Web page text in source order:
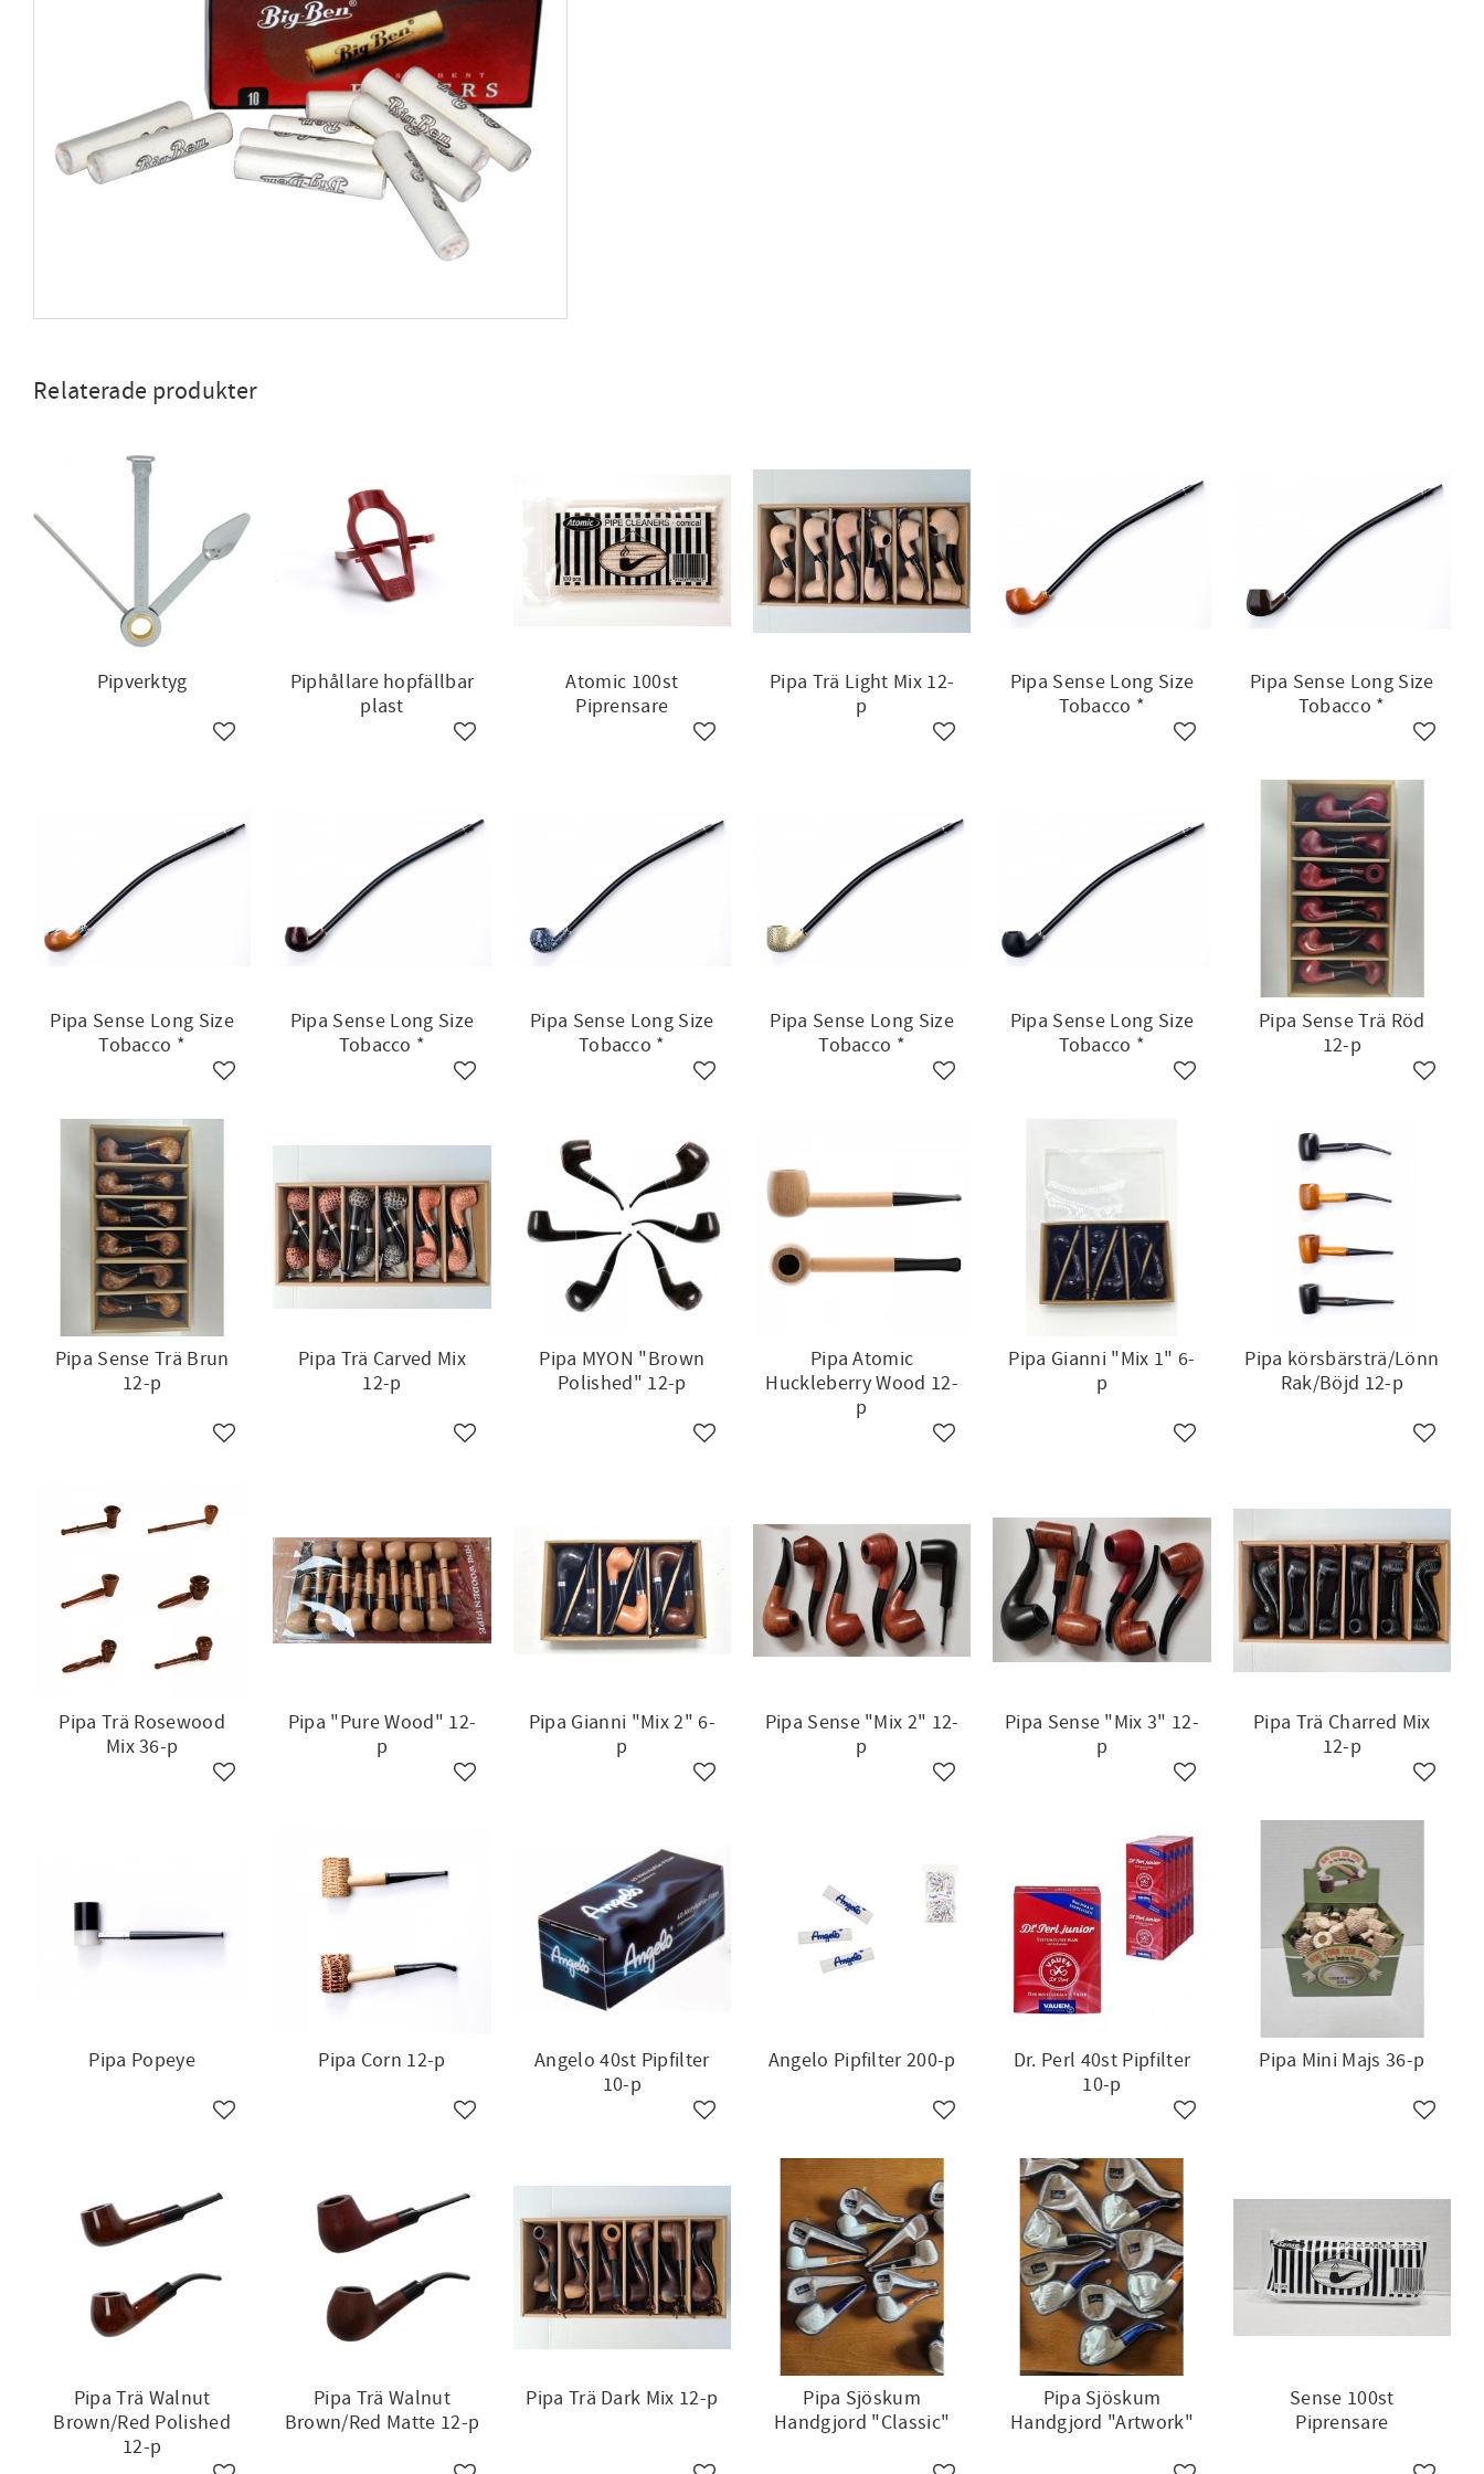
Relaterade produkter
Pipverktyg
Lägg till i favoriter
Piphållare hopfällbar
plast
Lägg till i favoriter
Atomic 100st
Piprensare
Lägg till i favoriter
Pipa Trä Light Mix 12-
p
Lägg till i favoriter
Pipa Sense Long Size
Tobacco *
Lägg till i favoriter
Pipa Sense Long Size
Tobacco *
Lägg
Pipa Sense Long Size
Tobacco *
Lägg till i favoriter
Pipa Sense Long Size
Tobacco *
Lägg till i favoriter
Pipa Sense Long Size
Tobacco *
Lägg till i favoriter
Pipa Sense Long Size
Tobacco *
Lägg till i favoriter
Pipa Sense Long Size
Tobacco *
Lägg till i favoriter
Pipa Sense Trä Röd
12-p
Lägg
Pipa Sense Trä Brun
12-p
Lägg till i favoriter
Pipa Trä Carved Mix
12-p
Lägg till i favoriter
Pipa MYON "Brown
Polished" 12-p
Lägg till i favoriter
Pipa Atomic
Huckleberry Wood 12-
p
Lägg till i favoriter
Pipa Gianni "Mix 1" 6-
p
Lägg till i favoriter
Pipa körsbärsträ/Lönn
Rak/Böjd 12-p
Lägg
Pipa Trä Rosewood
Mix 36-p
Lägg till i favoriter
Pipa "Pure Wood" 12-
p
Lägg till i favoriter
Pipa Gianni "Mix 2" 6-
p
Lägg till i favoriter
Pipa Sense "Mix 2" 12-
p
Lägg till i favoriter
Pipa Sense "Mix 3" 12-
p
Lägg till i favoriter
Pipa Trä Charred Mix
12-p
Lägg
Pipa Popeye
Lägg till i favoriter
Pipa Corn 12-p
Lägg till i favoriter
Angelo 40st Pipfilter
10-p
Lägg till i favoriter
Angelo Pipfilter 200-p
Lägg till i favoriter
Dr. Perl 40st Pipfilter
10-p
Lägg till i favoriter
Pipa Mini Majs 36-p
Lägg
Pipa Trä Walnut
Brown/Red Polished
12-p
Pipa Trä Walnut
Brown/Red Matte 12-p
Pipa Trä Dark Mix 12-p
Pipa Sjöskum
Handgjord "Classic"
Pipa Sjöskum
Handgjord "Artwork"
Sense 100st
Piprensare